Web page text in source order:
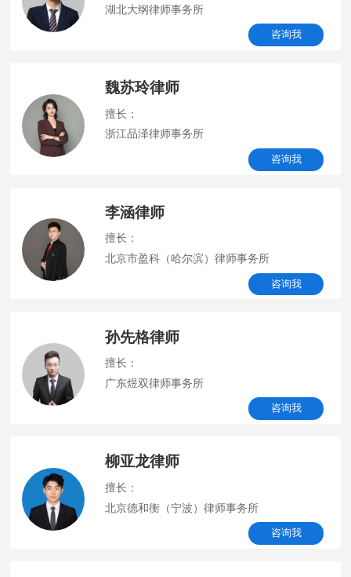
湖北大纲律师事务所
咨询我
魏苏玲律师
擅长：
浙江品泽律师事务所
咨询我
李涵律师
擅长：
北京市盈科（哈尔滨）律师事务所
咨询我
孙先格律师
擅长：
广东煜双律师事务所
咨询我
柳亚龙律师
擅长：
北京德和衡（宁波）律师事务所
咨询我